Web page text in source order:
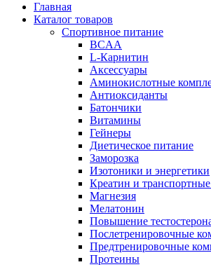
Главная
Каталог товаров
Спортивное питание
BCAA
L-Карнитин
Аксессуары
Аминокислотные
Антиоксиданты
Батончики
Витамины
Гейнеры
Диетическое питание
Заморозка
Изотоники и энергетики
Креатин и
Магнезия
Мелатонин
Повышение
Послетренировочные
Предтренировочные
Протеины